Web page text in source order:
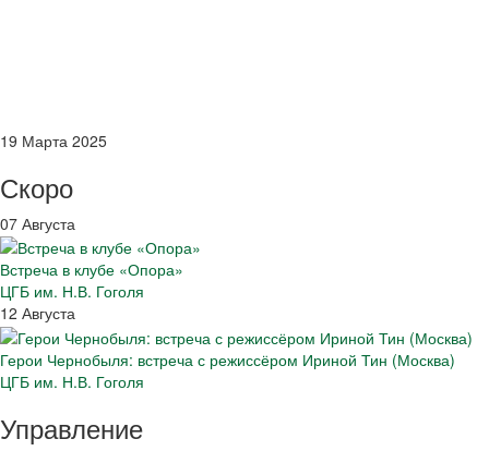
19 Марта 2025
Скоро
07 Августа
Встреча в клубе «Опора»
ЦГБ им. Н.В. Гоголя
12 Августа
Герои Чернобыля: встреча с режиссёром Ириной Тин (Москва)
ЦГБ им. Н.В. Гоголя
Управление